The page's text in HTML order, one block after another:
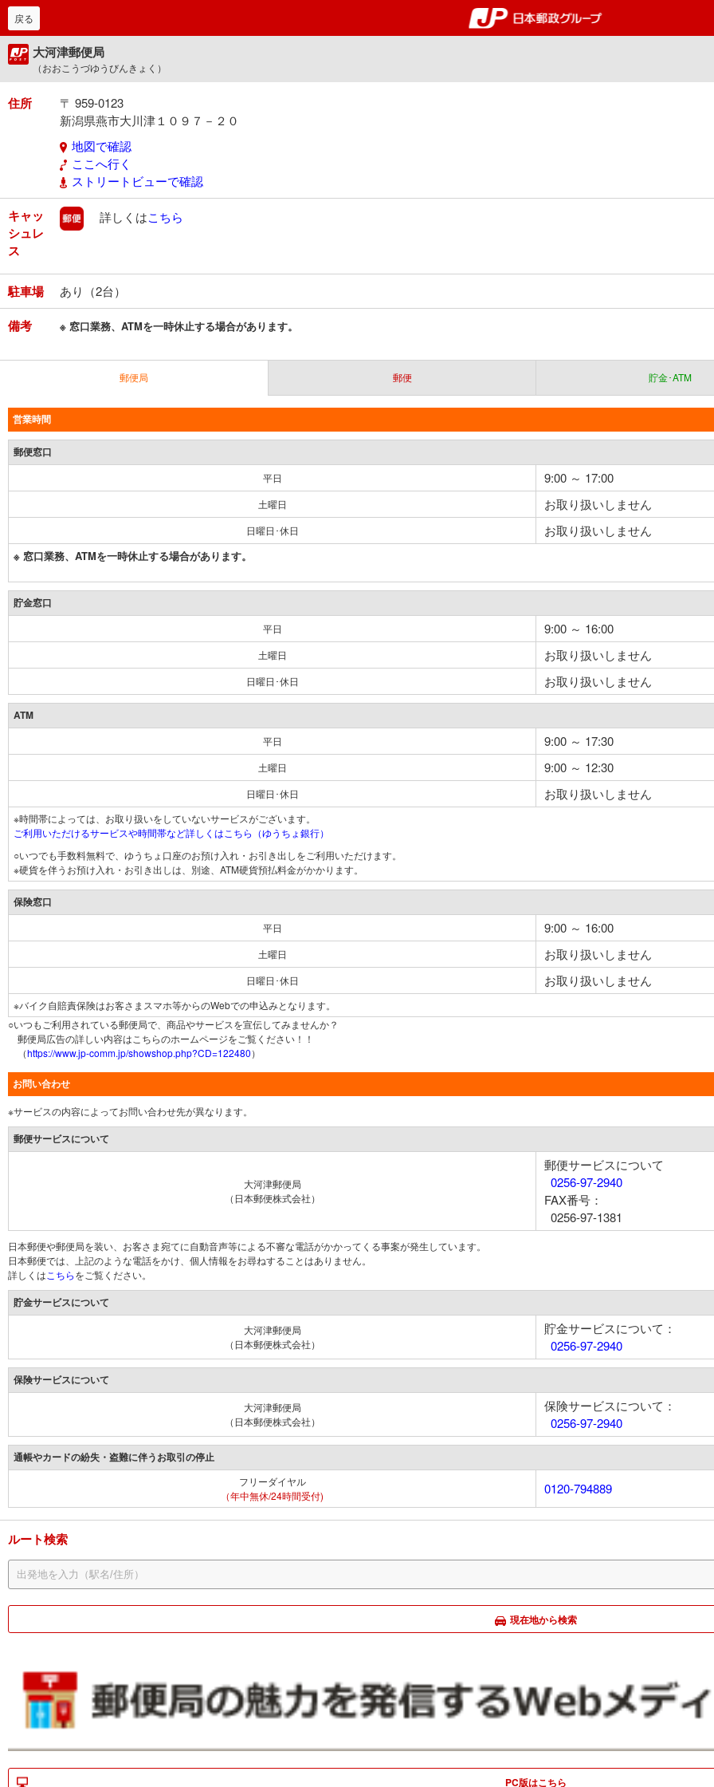
郵便局・日本郵政グルー
戻る
大河津郵便局
（おおこうづゆうびんきょく）
住所
〒 959-0123
新潟県燕市大川津１０９７－２０
地図で確認
ここへ行く
ストリートビューで確認
キャッ
シュレ
ス
郵便
詳しくはこちら
駐車場 あり（2台）
備考 ※ 窓口業務、ATMを一時休止する場合があります。
郵便局 郵便 貯金･ATM
営業時間
郵便窓口
平日 9:00 ～ 17:00
土曜日 お取り扱いしません
日曜日･休日 お取り扱いしません
※ 窓口業務、ATMを一時休止する場合があります。
貯金窓口
平日 9:00 ～ 16:00
土曜日 お取り扱いしません
日曜日･休日 お取り扱いしません
ATM
平日 9:00 ～ 17:30
土曜日 9:00 ～ 12:30
日曜日･休日 お取り扱いしません
※時間帯によっては、お取り扱いをしていないサービスがございます。
ご利用いただけるサービスや時間帯など詳しくはこちら（ゆうちょ銀行）
○いつでも手数料無料で、ゆうちょ口座のお預け入れ・お引き出しをご利用いただけます。
※硬貨を伴うお預け入れ・お引き出しは、別途、ATM硬貨預払料金がかかります。
保険窓口
平日 9:00 ～ 16:00
土曜日 お取り扱いしません
日曜日･休日 お取り扱いしません
※バイク自賠責保険はお客さまスマホ等からのWebでの申込みとなります。
○いつもご利用されている郵便局で、商品やサービスを宣伝してみませんか？
郵便局広告の詳しい内容はこちらのホームページをご覧ください！！
（https://www.jp-comm.jp/showshop.php?CD=122480）
お問い合わせ
※サービスの内容によってお問い合わせ先が異なります。
郵便サービスについて
大河津郵便局
（日本郵便株式会社）
郵便サービスについて
0256-97-2940
FAX番号：
0256-97-1381
日本郵便や郵便局を装い、お客さま宛てに自動音声等による不審な電話がかかってくる事案が発生しています。
日本郵便では、上記のような電話をかけ、個人情報をお尋ねすることはありません。
詳しくは こちらをご覧ください。
貯金サービスについて
大河津郵便局
（日本郵便株式会社）
貯金サービスについて：
0256-97-2940
保険サービスについて
大河津郵便局
（日本郵便株式会社）
保険サービスについて：
0256-97-2940
通帳やカードの紛失・盗難に伴うお取引の停止
フリーダイヤル
（年中無休/24時間受付)
0120-794889
ルート検索
現在地から検索
PC版はこちら